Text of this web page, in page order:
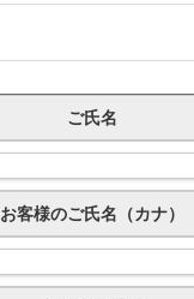
ご氏名
お客様のご氏名（カナ）